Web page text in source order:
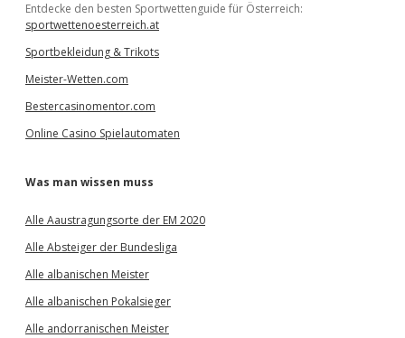
Entdecke den besten Sportwettenguide für Österreich:
sportwettenoesterreich.at
Sportbekleidung & Trikots
Meister-Wetten.com
Bestercasinomentor.com
Online Casino Spielautomaten
Was man wissen muss
Alle Aaustragungsorte der EM 2020
Alle Absteiger der Bundesliga
Alle albanischen Meister
Alle albanischen Pokalsieger
Alle andorranischen Meister